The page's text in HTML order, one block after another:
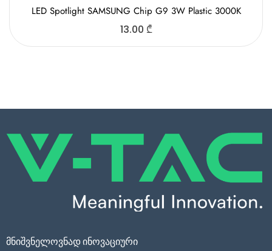
LED Spotlight SAMSUNG Chip G9 3W Plastic 3000K
13.00 ₾
მნიშვნელოვნად ინოვაციური